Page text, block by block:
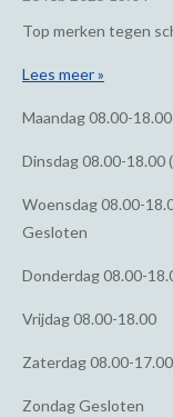
Top merken tegen
Lees meer »
Maandag08.00-18.00
Dinsdag08.00-18.00
Woensdag08.00-
Gesloten
Donderdag08.00-
Vrijdag08.00-18.00
Zaterdag08.00-17.00
ZondagGesloten